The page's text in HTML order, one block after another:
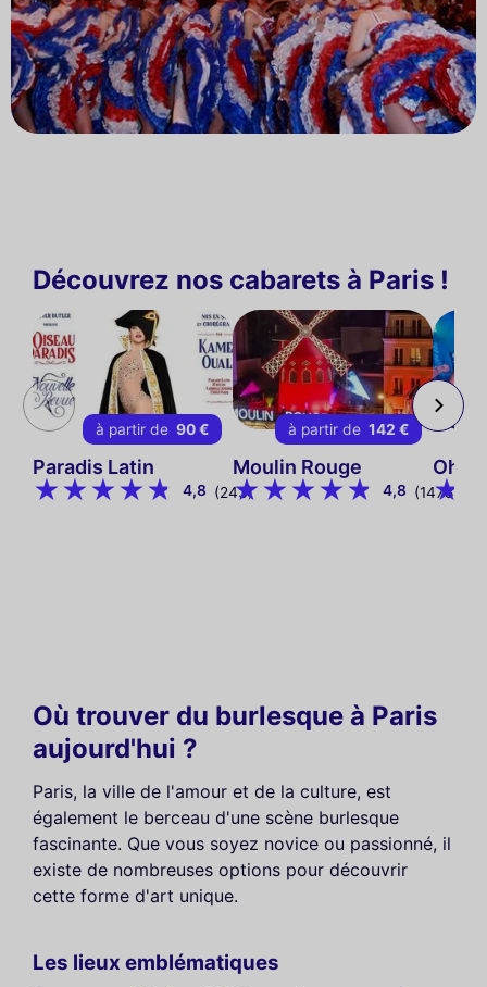
Découvrez nos cabarets à Paris !
à partir de 90 €
Paradis Latin
4,8 (243)
à partir de 142 €
Moulin Rouge
4,8 (1478)
Oh!
Où trouver du burlesque à Paris
aujourd'hui ?
Paris, la ville de l'amour et de la culture, est
également le berceau d'une scène burlesque
fascinante. Que vous soyez novice ou passionné, il
existe de nombreuses options pour découvrir
cette forme d'art unique.
Les lieux emblématiques